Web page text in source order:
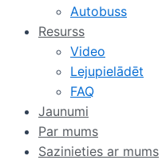
Autobuss
Resurss
Video
Lejupielādēt
FAQ
Jaunumi
Par mums
Sazinieties ar mums